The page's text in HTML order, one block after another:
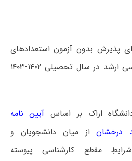
پذیرش بدون آزمون استعدادهای
درخشان در مقطع کارشناسی ارشد در سال تحصیلی ۱۴۰۲-۱۴۰۳
اراک بر اساسآیین نامه
درخشان از میان دانشجویان و
مقطع کارشناسی پیوسته